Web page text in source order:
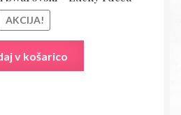
AKCIJA!
v košarico